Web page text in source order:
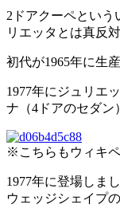
2ドアクーペという
リエッタとは真反
初代が1965年に生
1977年にジュリエ
ナ（4ドアのセダン
※こちらもウィキ
1977年に登場しま
ウェッジシェイプ